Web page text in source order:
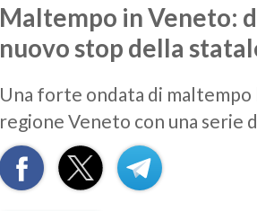
Maltempo in Veneto:
nuovo stop della
Una forte ondata di
regione Veneto con una serie